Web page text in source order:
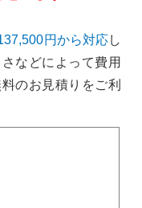
円から対応し
などによって費用
のお見積りをご利